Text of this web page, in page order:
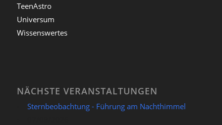
TeenAstro
Universum
Wissenswertes
NÄCHSTE VERANSTALTUNGEN
Sternbeobachtung - Führung am Nachthimmel